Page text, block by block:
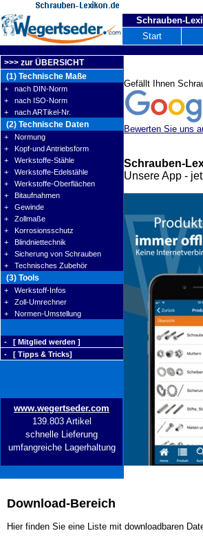
Schrauben-
Start
>>> zur ÜBERSICHT
(1) Technische Maße
+ nach DIN-Norm
+ nach ISO-Norm
+ nach ARTikel-Nr.
(2) Technische Daten
+ Normung
+ Kopf-und Antriebsform
+ Werkstoffe-Stähle
+ Werkstoffe-Edelstähle
+ Werkstoffe-Oberflächen
+ Bitaufnahmen
+ Gewinde
+ Zollmaße
+ Korrosionsschutz
+ Blindniettechnik
+ Sicherung von Schrauben
+ Technisches Zubehör
(3) Tools
+ Werkstoff-Infos
+ Zoll-Umrechner
+ Normen-Umstellung
- [ Mitglied werden ]
- [ Tipps & Tricks]
www.wegertseder.com
139.803 Artikel
schnelle Lieferung
umfangreiche Lagerhaltung
Download-Bereich
Hier finden Sie eine Liste mit downloadbaren
Gefällt Ihnen
Bewerten Sie uns
Schrauben-
Unsere App -